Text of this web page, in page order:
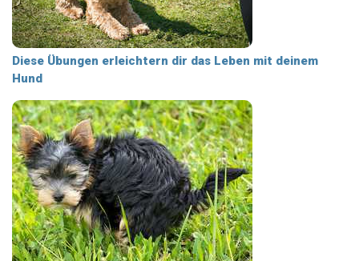
Diese Übungen erleichtern dir das Leben mit deinem
Hund